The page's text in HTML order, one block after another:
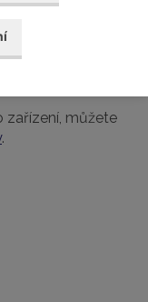
školení u
služby
zařízení, můžete
.